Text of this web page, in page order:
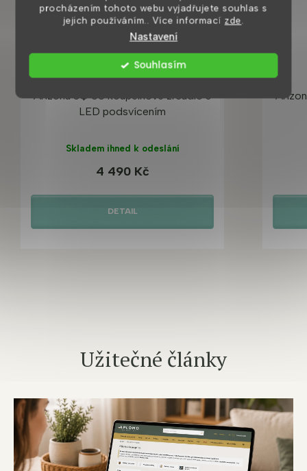
procházením tohoto webu vyjadřujete souhlas s
jejich používáním.. Více informací zde
Nastavení
Souhlasím
Arizona SQ 60 koupelnové zrcadlo s
LED podsvícením
Skladem ihned k odeslání
4 490 Kč
DETAIL
Užitečné články